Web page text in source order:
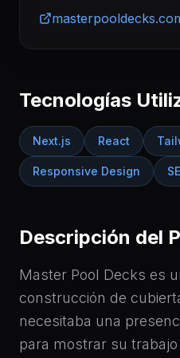
Tecnologías
Next.js React
Responsive Design
Descripción del
Master Pool Decks es
construcción de
necesitaba una
para mostrar su